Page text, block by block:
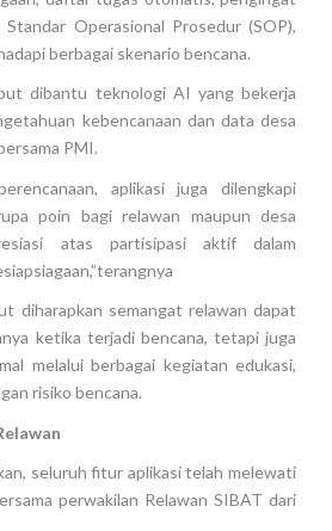
Operasional Prosedur (SOP),
berbagai skenario bencana.
dibantu teknologi AI yang bekerja
kebencanaan dan data desa
PMI.
aplikasi juga dilengkapi
poin bagi relawan maupun desa
atas partisipasi aktif dalam
diharapkan semangat relawan dapat
ketika terjadi bencana, tetapi juga
melalui berbagai kegiatan edukasi,
risiko bencana.
seluruh fitur aplikasi telah melewati
perwakilan Relawan SIBAT dari